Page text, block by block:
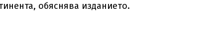
обяснява изданието.